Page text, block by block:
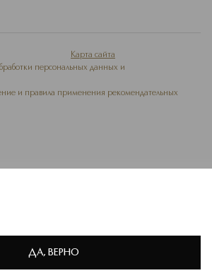
Карта сайта
персональных данных и
и правила применения рекомендательных
ДА, ВЕРНО